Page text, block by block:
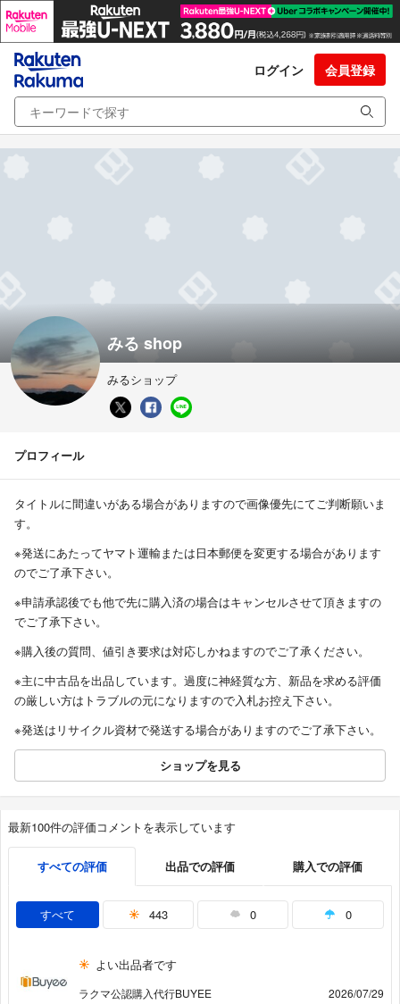
ログイン 会員登録
みる shop
みるショップ
プロフィール
タイトルに間違いがある場合がありますので画像優先にてご判断願いま
す。
※発送にあたってヤマト運輸または日本郵便を変更する場合があります
のでご了承下さい。
※申請承認後でも他で先に購入済の場合はキャンセルさせて頂きますの
でご了承下さい。
※購入後の質問、値引き要求は対応しかねますのでご了承ください。
※主に中古品を出品しています。過度に神経質な方、新品を求める評価
の厳しい方はトラブルの元になりますので入札お控え下さい。
※発送はリサイクル資材で発送する場合がありますのでご了承下さい。
ショップを見る
最新100件の評価コメントを表示しています
すべての評価 出品での評価 購入での評価
すべて 443 0 0
よい出品者です
ラクマ公認購入代行BUYEE 2026/07/29